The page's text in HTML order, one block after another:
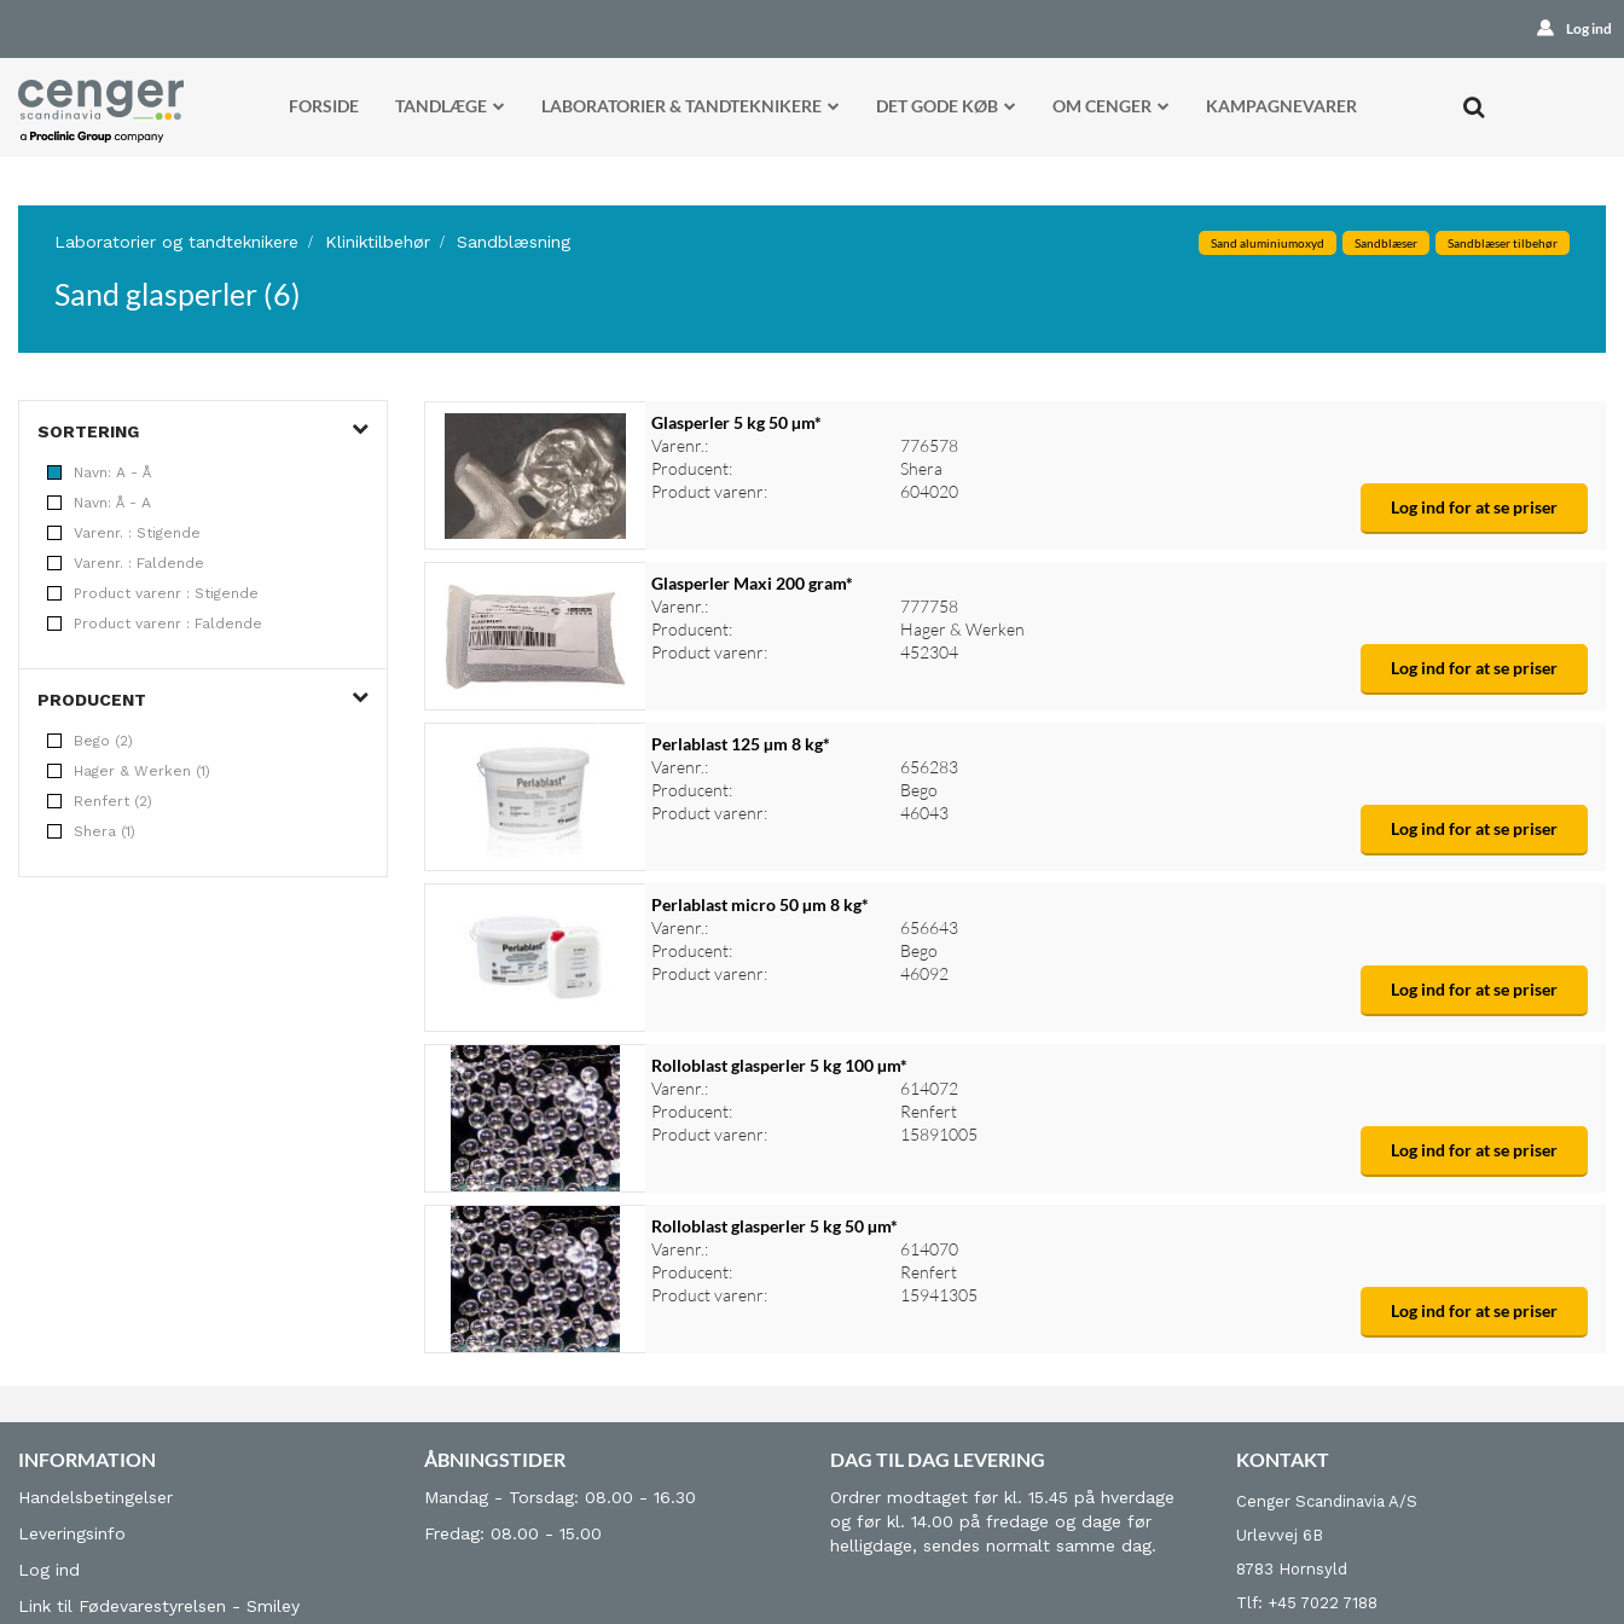
Log ind
FORSIDE TANDLÆGE LABORATORIER & TANDTEKNIKERE DET GODE KØB OM CENGER KAMPAGNEVARER
Laboratorier og tandteknikere Kliniktilbehør Sandblæsning Sand aluminiumoxyd Sandblæser Sandblæser tilbehør
Sand glasperler (6)
SORTERING
Navn: A - Å
Navn: Å - A
Varenr. : Stigende
Varenr. : Faldende
Product varenr : Stigende
Product varenr : Faldende
PRODUCENT
Bego (2)
Hager & Werken (1)
Renfert (2)
Shera (1)
Glasperler 5 kg 50 µm*
Varenr.:
776578
Producent:
Shera
Product varenr:
604020
Log ind for at se priser
Glasperler Maxi 200 gram*
Varenr.:
777758
Producent:
Hager & Werken
Product varenr:
452304
Log ind for at se priser
Perlablast 125 µm 8 kg*
Varenr.:
656283
Producent:
Bego
Product varenr:
46043
Log ind for at se priser
Perlablast micro 50 µm 8 kg*
Varenr.:
656643
Producent:
Bego
Product varenr:
46092
Log ind for at se priser
Rolloblast glasperler 5 kg 100 µm*
Varenr.:
614072
Producent:
Renfert
Product varenr:
15891005
Log ind for at se priser
Rolloblast glasperler 5 kg 50 µm*
Varenr.:
614070
Producent:
Renfert
Product varenr:
15941305
Log ind for at se priser
INFORMATION
Handelsbetingelser
Leveringsinfo
Log ind
Link til Fødevarestyrelsen - Smiley
ÅBNINGSTIDER
Mandag - Torsdag: 08.00 - 16.30
Fredag: 08.00 - 15.00
DAG TIL DAG LEVERING
Ordrer modtaget før kl. 15.45 på hverdage
og før kl. 14.00 på fredage og dage før
helligdage, sendes normalt samme dag.
KONTAKT
Cenger Scandinavia A/S
Urlevvej 6B
8783 Hornsyld
Tlf: +45 7022 7188